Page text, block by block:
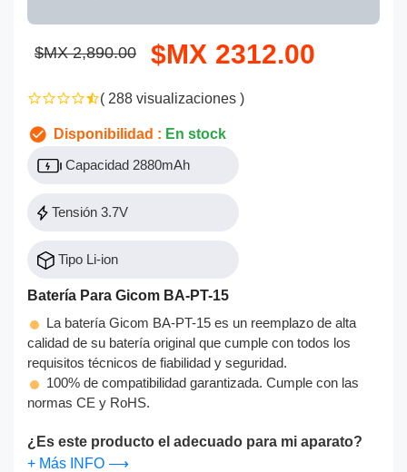
$MX 2,890.00 $MX 2312.00
( 288 visualizaciones )
Disponibilidad : En stock
Capacidad 2880mAh
Tensión 3.7V
Tipo Li-ion
Batería Para Gicom BA-PT-15
La batería Gicom BA-PT-15 es un reemplazo de alta
calidad de su batería original que cumple con todos los
requisitos técnicos de fiabilidad y seguridad.
100% de compatibilidad garantizada. Cumple con las
normas CE y RoHS.
¿Es este producto el adecuado para mi aparato?
+ Más INFO ⟶